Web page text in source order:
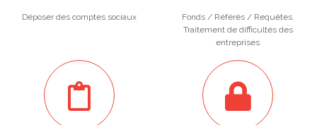
Déposer des comptes sociaux
Fonds / Référés / Requêtes.
Traitement de difficultés des
entreprises